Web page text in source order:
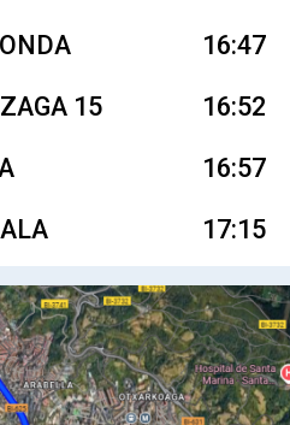
16:47
15 16:52
16:57
17:15